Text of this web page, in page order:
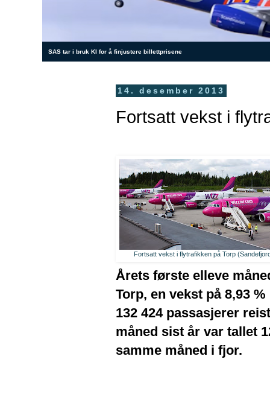
SAS tar i bruk KI for å finjustere billettprisene
14. desember 2013
Fortsatt vekst i
Fortsatt vekst i flytrafikken på Torp
Årets første elleve
Torp, en vekst på 8,93
132 424 passasjerer
måned sist år var tallet
samme måned i fjor.